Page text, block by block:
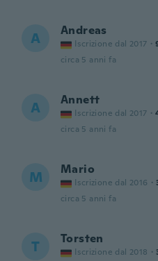
A Andreas
Iscrizione dal 2017 ·
circa 5 anni fa
A Annett
Iscrizione dal 2017 ·
circa 5 anni fa
M Mario
Iscrizione dal 2016 ·
circa 5 anni fa
T Torsten
Iscrizione dal 2018 ·